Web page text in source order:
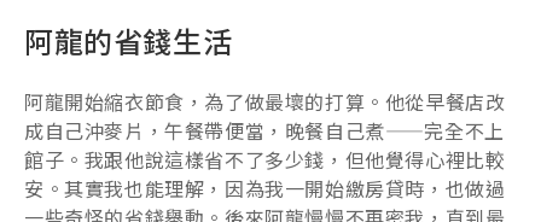
阿龍的省錢生活
阿龍開始縮衣節食，為了做最壞的打算。他從早餐店改
成自己沖麥片，午餐帶便當，晚餐自己煮——完全不上
館子。我跟他說這樣省不了多少錢，但他覺得心裡比較
安。其實我也能理解，因為我一開始繳房貸時，也做過